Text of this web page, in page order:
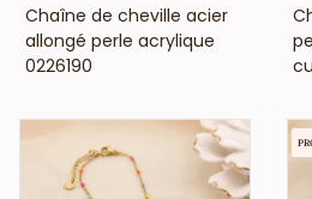
VOIR LE PRIX
Chaîne de cheville acier
allongé perle acrylique
0226190